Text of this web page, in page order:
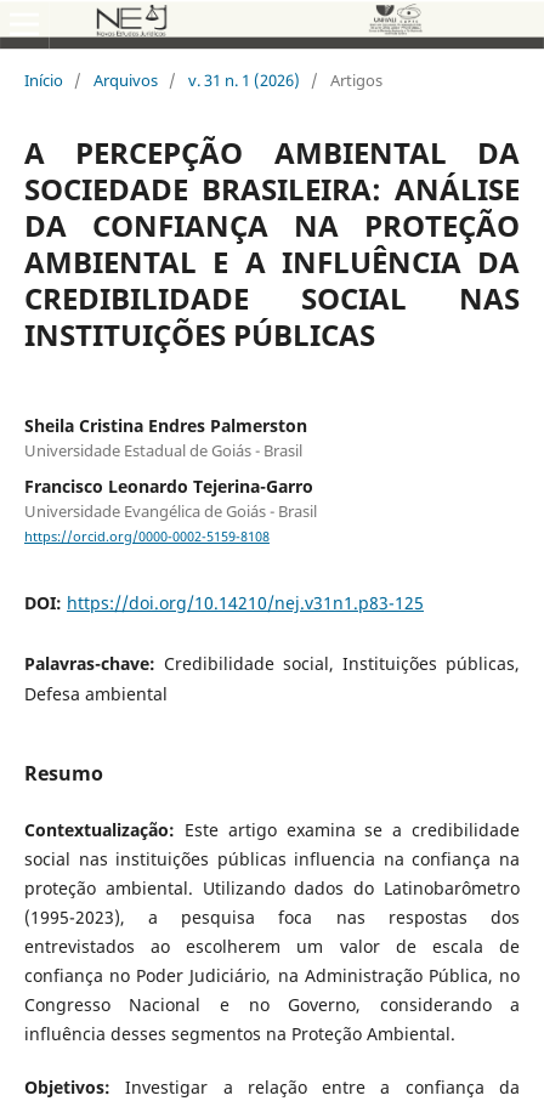
Início / Arquivos / v. 31 n. 1 (2026) / Artigos
A PERCEPÇÃO AMBIENTAL DA
SOCIEDADE BRASILEIRA: ANÁLISE
DA CONFIANÇA NA PROTEÇÃO
AMBIENTAL E A INFLUÊNCIA DA
CREDIBILIDADE SOCIAL NAS
INSTITUIÇÕES PÚBLICAS
Sheila Cristina Endres Palmerston
Universidade Estadual de Goiás - Brasil
Francisco Leonardo Tejerina-Garro
Universidade Evangélica de Goiás - Brasil
https://orcid.org/0000-0002-5159-8108
DOI: https://doi.org/10.14210/nej.v31n1.p83-125
Palavras-chave: Credibilidade social, Instituições públicas,
Defesa ambiental
Resumo
Contextualização: Este artigo examina se a credibilidade
social nas instituições públicas influencia na confiança na
proteção ambiental. Utilizando dados do Latinobarômetro
(1995-2023), a pesquisa foca nas respostas dos
entrevistados ao escolherem um valor de escala de
confiança no Poder Judiciário, na Administração Pública, no
Congresso Nacional e no Governo, considerando a
influência desses segmentos na Proteção Ambiental.
Objetivos: Investigar a relação entre a confiança da